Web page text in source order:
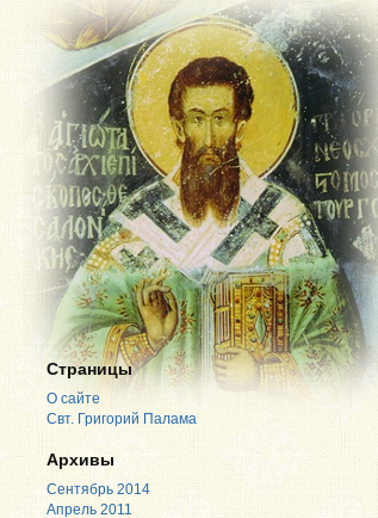
Страницы
О сайте
Свт. Григорий Палама
Архивы
Сентябрь 2014
Апрель 2011